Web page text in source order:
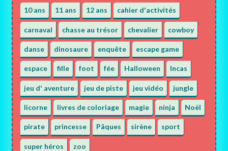
10 ans 11 ans 12 ans cahier d'activités
carnaval chasse au trésor chevalier cowboy
danse dinosaure enquête escape game
espace fille foot fée Halloween Incas
jeu d' aventure jeu de piste jeu vidéo jungle
licorne livres de coloriage magie ninja Noël
pirate princesse Pâques sirène sport
super héros zoo